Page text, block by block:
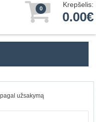
0 Krepšelis:
0.00€
užsakymą